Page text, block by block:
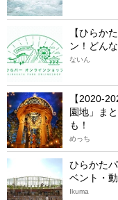
【ひらか
ン！どん
ないん
【
園地」ま
も！
めっち
ひらかた
ベント・
Ikuma